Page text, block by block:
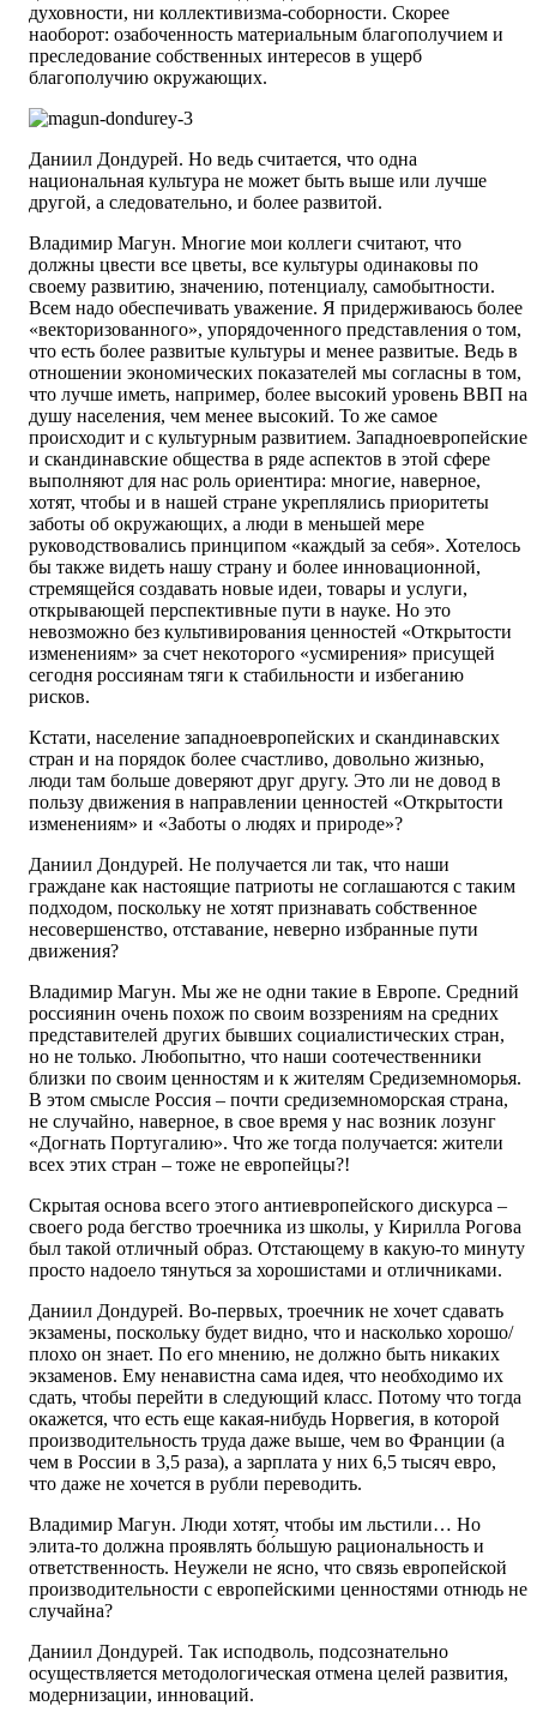
духовности, ни коллективизма-соборности. Скорее
наоборот: озабоченность материальным благополучием и
преследование собственных интересов в ущерб
благополучию окружающих.
Даниил Дондурей. Но ведь считается, что одна
национальная культура не может быть выше или лучше
другой, а следовательно, и более развитой.
Владимир Магун. Многие мои коллеги считают, что
должны цвести все цветы, все культуры одинаковы по
своему развитию, значению, потенциалу, самобытности.
Всем надо обеспечивать уважение. Я придерживаюсь более
«векторизованного», упорядоченного представления о том,
что есть более развитые культуры и менее развитые. Ведь в
отношении экономических показателей мы согласны в том,
что лучше иметь, например, более высокий уровень ВВП на
душу населения, чем менее высокий. То же самое
происходит и с культурным развитием. Западноевропейские
и скандинавские общества в ряде аспектов в этой сфере
выполняют для нас роль ориентира: многие, наверное,
хотят, чтобы и в нашей стране укреплялись приоритеты
заботы об окружающих, а люди в меньшей мере
руководствовались принципом «каждый за себя». Хотелось
бы также видеть нашу страну и более инновационной,
стремящейся создавать новые идеи, товары и услуги,
открывающей перспективные пути в науке. Но это
невозможно без культивирования ценностей «Открытости
изменениям» за счет некоторого «усмирения» присущей
сегодня россиянам тяги к стабильности и избеганию
рисков.
Кстати, население западноевропейских и скандинавских
стран и на порядок более счастливо, довольно жизнью,
люди там больше доверяют друг другу. Это ли не довод в
пользу движения в направлении ценностей «Открытости
изменениям» и «Заботы о людях и природе»?
Даниил Дондурей. Не получается ли так, что наши
граждане как настоящие пат­риоты не соглашаются с таким
подходом, поскольку не хотят признавать собственное
несовершенство, отставание, неверно избранные пути
движения?
Владимир Магун. Мы же не одни такие в Европе. Средний
россиянин очень похож по своим воззрениям на средних
представителей других бывших социалистических стран,
но не только. Любопытно, что наши соотечественники
близки по своим ценностям и к жителям Средиземноморья.
В этом смысле Россия – почти средиземноморская страна,
не случайно, наверное, в свое время у нас возник лозунг
«Догнать Португалию». Что же тогда получается: жители
всех этих стран – тоже не европейцы?!
Скрытая основа всего этого антиевропейского дискурса –
своего рода бегство троечника из школы, у Кирилла Рогова
был такой отличный образ. Отстающему в какую-то минуту
просто надоело тянуться за хорошистами и отличниками.
Даниил Дондурей. Во-первых, троечник не хочет сдавать
экзамены, поскольку будет видно, что и насколько хорошо/
плохо он знает. По его мнению, не должно быть никаких
экзаменов. Ему ненавистна сама идея, что необходимо их
сдать, чтобы перейти в следующий класс. Потому что тогда
окажется, что есть еще какая-нибудь Норвегия, в которой
производительность труда даже выше, чем во Франции (а
чем в России в 3,5 раза), а зарплата у них 6,5 тысяч евро,
что даже не хочется в рубли переводить.
Владимир Магун. Люди хотят, чтобы им льстили… Но
элита-то должна проявлять бо́льшую рациональность и
ответственность. Неужели не ясно, что связь европейской
производительности с европейскими ценностями отнюдь не
случайна?
Даниил Дондурей. Так исподволь, подсознательно
осуществляется методологическая отмена целей развития,
модернизации, инноваций.